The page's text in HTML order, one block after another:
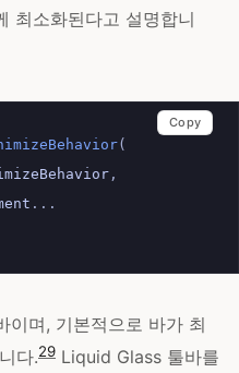
최소화된다고 설명합니
(
,
...
Copy
이며, 기본적으로 바가 최
다.29 Liquid Glass 툴바를